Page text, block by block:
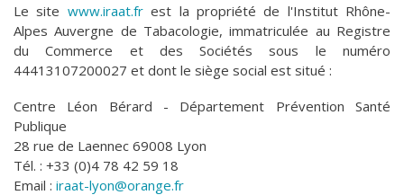
Le site www.iraat.frest la propriété de l'Institut Rhône-
Alpes Auvergne de Tabacologie, immatriculée au Registre
du Commerce et des Sociétés sous le numéro
44413107200027 et dont le siège social est situé :
Centre Léon Bérard - Département Prévention Santé
Publique
28 rue de Laennec 69008 Lyon
Tél. : +33 (0)4 78 42 59 18
Email : iraat-lyon@orange.fr